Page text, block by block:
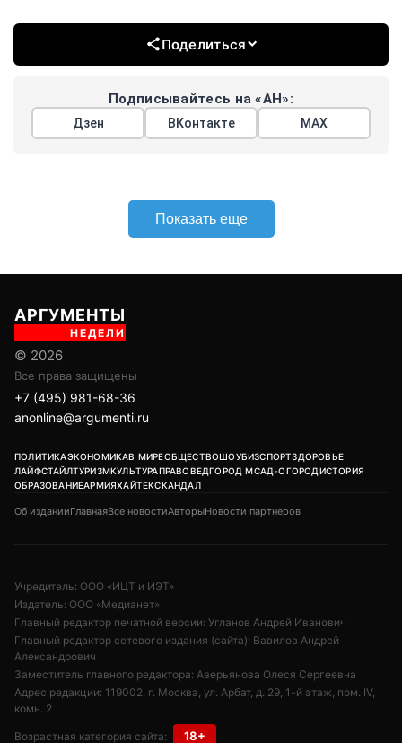
Поделиться
Подписывайтесь на «АН»:
Дзен ВКонтакте МАХ
Показать еще
АРГУМЕНТЫ
НЕДЕЛИ
© 2026
Все права защищены
+7 (495) 981-68-36
anonline@argumenti.ru
ПОЛИТИКАЭКОНОМИКАВ МИРЕОБЩЕСТВОШОУБИЗСПОРТЗДОРОВЬЕ
ЛАЙФСТАЙЛТУРИЗМКУЛЬТУРАПРАВОВЕДГОРОД МСАД-ОГОРОДИСТОРИЯ
ОБРАЗОВАНИЕАРМИЯХАЙТЕКСКАНДАЛ
Об изданииГлавнаяВсе новостиАвторыНовости партнеров
Учредитель: ООО «ИЦТ и ИЭТ»
Издатель: ООО «Медианет»
Главный редактор печатной версии: Угланов Андрей Иванович
Главный редактор сетевого издания (сайта): Вавилов Андрей
Александрович
Заместитель главного редактора: Аверьянова Олеся Сергеевна
Адрес редакции: 119002, г. Москва, ул. Арбат, д. 29, 1-й этаж, пом. IV,
комн. 2
Возрастная категория сайта: 18+